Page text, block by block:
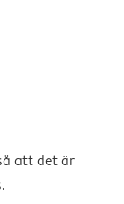
att det är